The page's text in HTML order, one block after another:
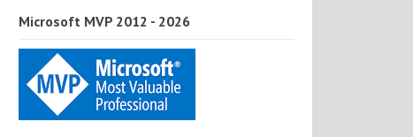
Microsoft MVP 2012 - 2026